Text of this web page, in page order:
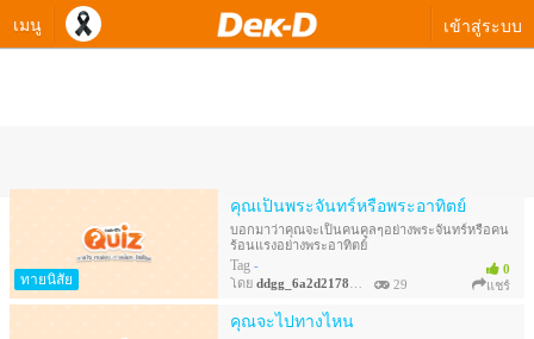
เมนู เข้าสู่ระบบ
ทายนิสัย
คุณเป็นพระจันทร์หรือพระอาทิตย์
0
บอกมาว่าคุณจะเป็นคนคูลๆอย่างพระจันทร์หรือคน
ร้อนแรงอย่างพระอาทิตย์
Tag -
โดย ddgg_6a2d217841a 29 แชร์
คุณจะไปทางไหน